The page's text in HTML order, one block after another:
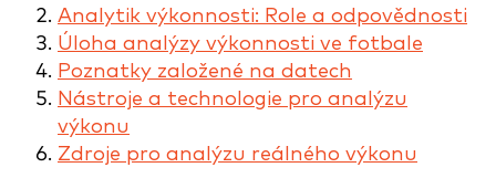
Analytik výkonnosti: Role a odpovědnosti
Úloha analýzy výkonnosti ve fotbale
Poznatky založené na datech
Nástroje a technologie pro analýzu
výkonu
Zdroje pro analýzu reálného výkonu